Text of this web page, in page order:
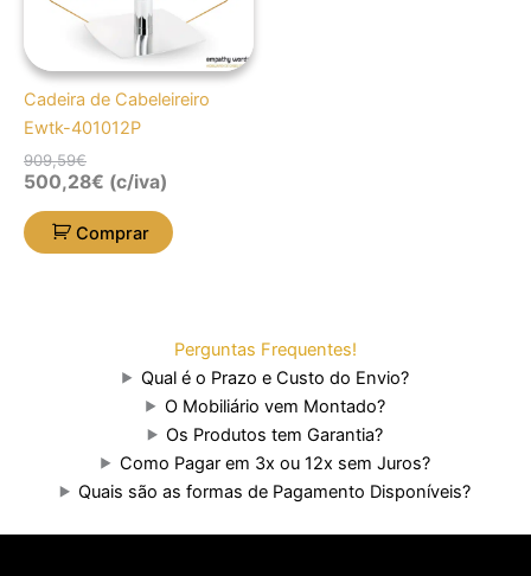
Cadeira de Cabeleireiro
Ewtk-401012P
909,59€
500,28€ (c/iva)
Comprar
Perguntas Frequentes!
Qual é o Prazo e Custo do Envio?
O Mobiliário vem Montado?
Os Produtos tem Garantia?
Como Pagar em 3x ou 12x sem Juros?
Quais são as formas de Pagamento Disponíveis?